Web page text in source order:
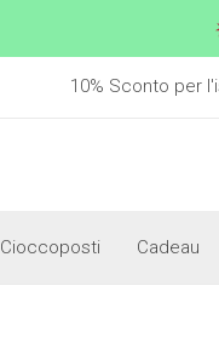
10% Sconto per
Cioccoposti Cadeau